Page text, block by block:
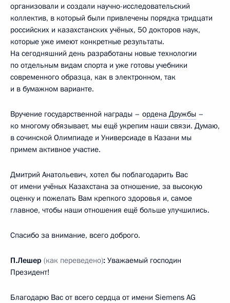
организовали и создали научно-исследовательский
коллектив, в который были привлечены порядка тридцати
российских и казахстанских учёных, 50 докторов наук,
которые уже имеют конкретные результаты.
На сегодняшний день разработаны новые технологии
по отдельным видам спорта и уже готовы учебники
современного образца, как в электронном, так
и в бумажном варианте.
Вручение государственной награды – ордена Дружбы –
ко многому обязывает, мы ещё укрепим наши связи. Думаю,
в сочинской Олимпиаде и Универсиаде в Казани мы
примем активное участие.
Дмитрий Анатольевич, хотел бы поблагодарить Вас
от имени учёных Казахстана за отношение, за высокую
оценку и пожелать Вам крепкого здоровья и, самое
главное, чтобы наши отношения ещё больше улучшились.
Спасибо за внимание, всего доброго.
П.Лешер (как переведено): Уважаемый господин
Президент!
Благодарю Вас от всего сердца от имени Siemens AG